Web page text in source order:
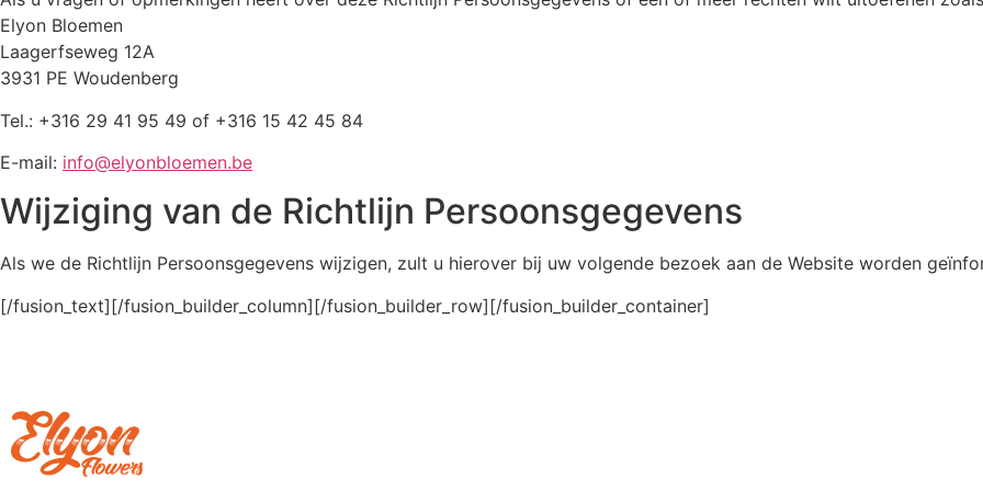
Elyon Bloemen
Laagerfseweg 12A
3931 PE Woudenberg
Tel.: +316 29 41 95 49 of +316 15 42 45 84
E-mail: info@elyonbloemen.be
Wijziging van de Richtlijn Persoonsgegevens
Als we de Richtlijn Persoonsgegevens wijzigen, zult u hierover bij uw volgende bezoek aan de Website worden
[/fusion_text][/fusion_builder_column][/fusion_builder_row][/fusion_builder_container]